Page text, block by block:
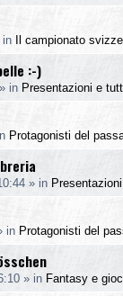
in Il campionato
:-)
» in Presentazioni e
Protagonisti del
» in
in Protagonisti del
» in Fantasy e